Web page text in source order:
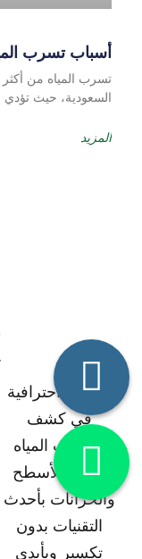
أسباب تسرب
تسرب المياه من أكثر
السعودية، حيث تؤدي
المزيد
خدمات احترافية
في كشف
تسربات المياه
وعزل الأسطح
والخزانات بأحدث
التقنيات بدون
تكسير وبأيدي